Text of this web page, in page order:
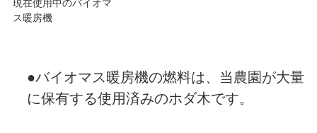
現在使用中のバイオマ
ス暖房機
●バイオマス暖房機の燃料は、当農園が大量
に保有する使用済みのホダ木です。